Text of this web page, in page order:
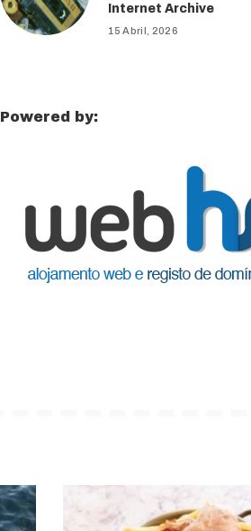
Internet Archive
15 Abril, 2026
Powered by: